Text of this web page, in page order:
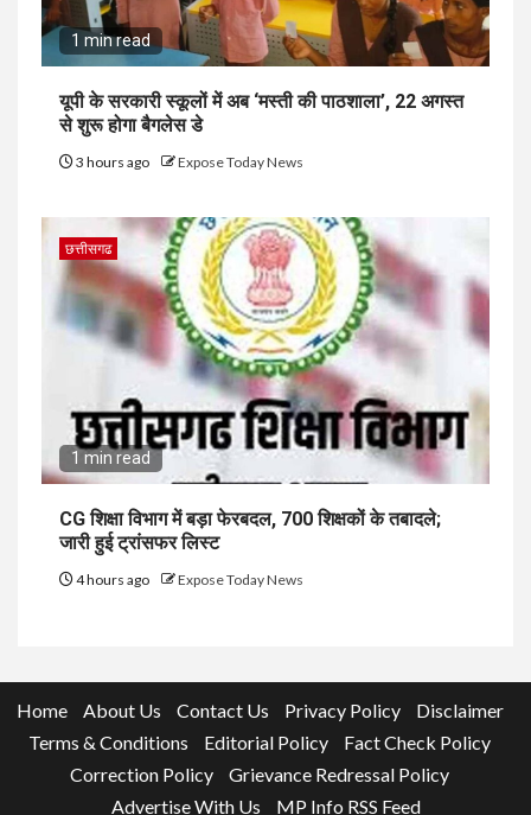
1 min read
यूपी के सरकारी स्कूलों में अब ‘मस्ती की पाठशाला’, 22 अगस्त
से शुरू होगा बैगलेस डे
3 hours ago Expose Today News
छत्तीसगढ
1 min read
CG शिक्षा विभाग में बड़ा फेरबदल, 700 शिक्षकों के तबादले;
जारी हुई ट्रांसफर लिस्ट
4 hours ago Expose Today News
Home About Us Contact Us Privacy Policy
Disclaimer
Terms & Conditions
Editorial Policy
Fact Check Policy
Correction Policy
Grievance Redressal Policy
Advertise With Us
MP Info RSS Feed